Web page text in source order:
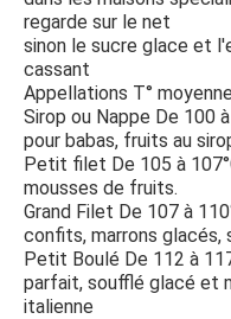
regarde sur le net
sinon le sucre glace et
cassant
Appellations T°
Sirop ou Nappe De 100
pour babas, fruits au
Petit filet De 105 à
mousses de fruits.
Grand Filet De 107 à
confits, marrons glacés,
Petit Boulé De 112 à
parfait, soufflé glacé et
italienne